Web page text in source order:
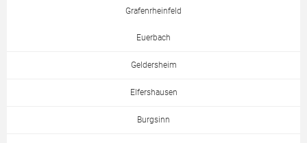
Grafenrheinfeld
Euerbach
Geldersheim
Elfershausen
Burgsinn